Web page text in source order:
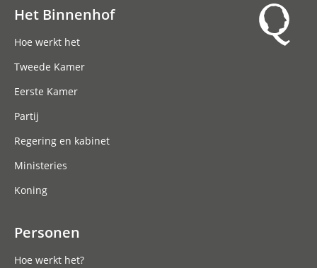
Het Binnenhof
Hoe werkt het
Tweede Kamer
Eerste Kamer
Partij
Regering en kabinet
Ministeries
Koning
Personen
Hoe werkt het?